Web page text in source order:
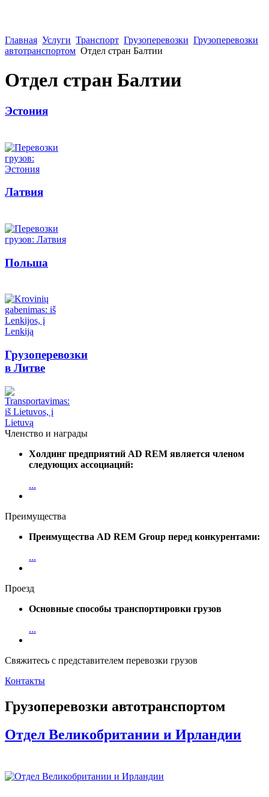
Главная Услуги Транспорт Грузоперевозки Грузоперевозки
автотранспортом Отдел стран Балтии
Отдел стран Балтии
Эстония
Латвия
Польша
Грузоперевозки
в Литве
Членство и награды
Холдинг предприятий AD REM является членом
следующих ассоциаций:
...
Преимущества
Преимущества AD REM Group перед конкурентами:
...
Проезд
Основные способы транспортировки грузов
...
Свяжитесь с представителем перевозки грузов
Контакты
Грузоперевозки автотранспортом
Отдел Великобритании и Ирландии